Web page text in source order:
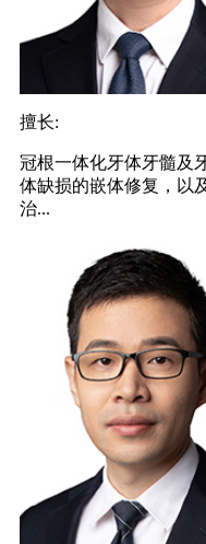
擅长:
冠根一体化牙体牙髓及
体缺损的嵌体修复，以
治...